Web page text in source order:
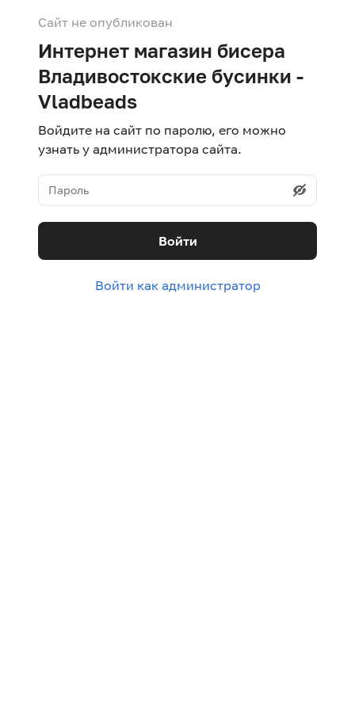
Сайт не опубликован
Интернет магазин бисера
Владивостокские бусинки -
Vladbeads
Войдите на сайт по паролю, его можно
узнать у администратора сайта.
Войти
Войти как администратор